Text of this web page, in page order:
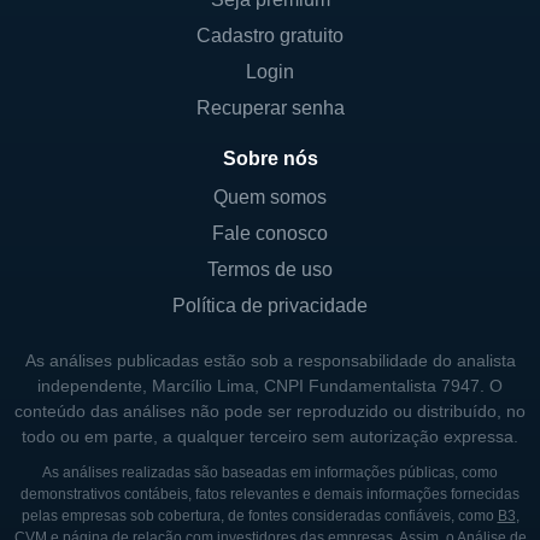
os principais controladores da empresa
incluem fundos de investimento e acionistas
que detêm participações relevantes. A
entidades e indivíduos, assegurando um
mercado livre de negociação de suas ações.
Como é comum em empresas públicas, o
governo não é sócio da LeMaitre Vascular, já
que ela não está associada a nenhum
seu país de origem.
HISTÓRIA DA LEMAITRE VASCULAR
A LeMaitre Vascular foi fundada por uma
equipe de profissionais com conhecimento
Cadastro gratuito
Login
Recuperar senha
Sobre nós
Quem somos
Fale conosco
Termos de uso
Política de privacidade
As análises publicadas estão sob a responsabilidade do analista
independente, Marcílio Lima, CNPI Fundamentalista 7947. O
conteúdo das análises não pode ser reproduzido ou distribuído, no
todo ou em parte, a qualquer terceiro sem autorização expressa.
As análises realizadas são baseadas em informações públicas, como
demonstrativos contábeis, fatos relevantes e demais informações fornecidas
pelas empresas sob cobertura, de fontes consideradas confiáveis, como B3,